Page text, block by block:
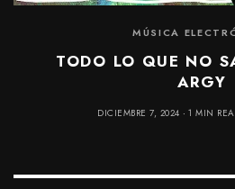
MÚSICA
TODO LO QUE NO
ARGY
DICIEMBRE 7, 2024 1 MIN